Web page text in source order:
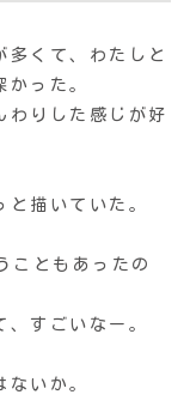
多くて、わたしと
かった。
わりした感じが好
描いていた。
こともあったの
すごいなー。
いか。